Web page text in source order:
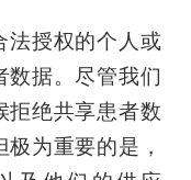
法授权的个人或
数据。尽管我们
拒绝共享患者数
为重要的是，